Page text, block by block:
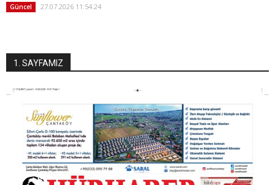
Güncel 27.07.2026 11:54:24
1. SAYFAMIZ